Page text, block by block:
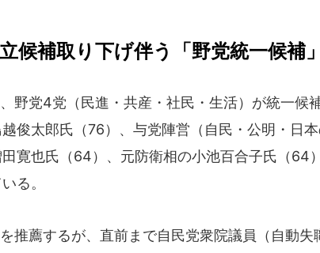
候補取り下げ伴う「野党統一候補」
野党4党（民進・共産・社民・生活）が統一候
俊太郎氏（76）、与党陣営（自民・公明・日
寛也氏（64）、元防衛相の小池百合子氏（64
る。
推薦するが、直前まで自民党衆院議員（自動失